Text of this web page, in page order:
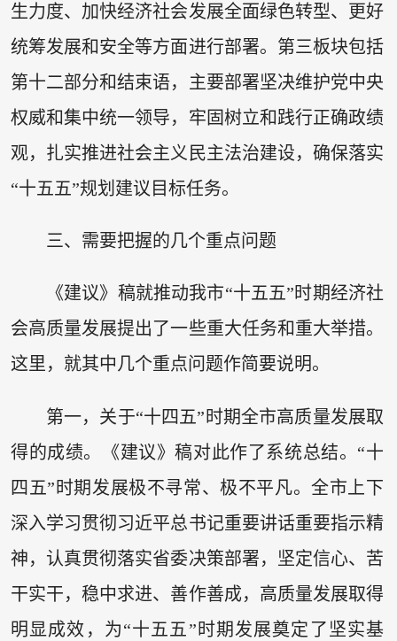
生力度、加快经济社会发展全面绿色转型、更好
统筹发展和安全等方面进行部署。第三板块包括
第十二部分和结束语，主要部署坚决维护党中央
权威和集中统一领导，牢固树立和践行正确政绩
观，扎实推进社会主义民主法治建设，确保落实
“十五五”规划建议目标任务。
三、需要把握的几个重点问题
《建议》稿就推动我市“十五五”时期经济社
会高质量发展提出了一些重大任务和重大举措。
这里，就其中几个重点问题作简要说明。
第一，关于“十四五”时期全市高质量发展取
得的成绩。《建议》稿对此作了系统总结。“十
四五”时期发展极不寻常、极不平凡。全市上下
深入学习贯彻习近平总书记重要讲话重要指示精
神，认真贯彻落实省委决策部署，坚定信心、苦
干实干，稳中求进、善作善成，高质量发展取得
明显成效，为“十五五”时期发展奠定了坚实基